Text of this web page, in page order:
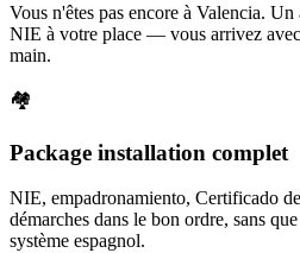
Vous n'êtes pas encore à Valencia.
NIE à votre place — vous arrivez
main.
🏘️
Package installation complet
NIE, empadronamiento, Certificado
démarches dans le bon ordre, sans
système espagnol.